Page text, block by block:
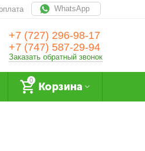
WhatsApp
+7 (727) 296-98-17
+7 (747) 587-29-94
Заказать обратный звонок
0
Корзина